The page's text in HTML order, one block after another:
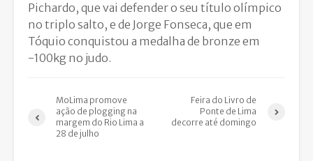
Pichardo, que vai defender o seu título olímpico
no triplo salto, e de Jorge Fonseca, que em
Tóquio conquistou a medalha de bronze em
-100kg no judo.
MoLima promove
ação de plogging na
margem do Rio Lima a
28 de julho
Feira do Livro de
Ponte de Lima
decorre até domingo